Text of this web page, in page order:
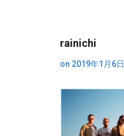
rainichi
on 2019年1月6日